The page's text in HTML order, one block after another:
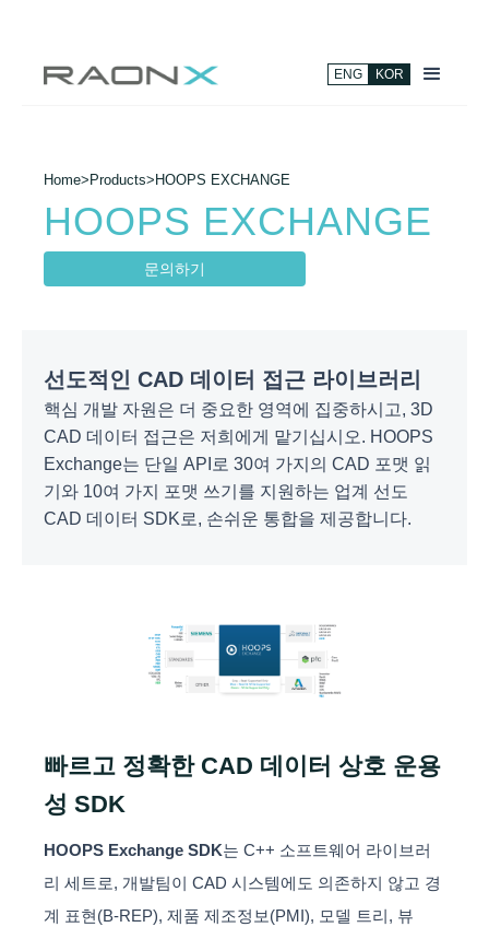
ENG KOR
Home> Products> HOOPS EXCHANGE
HOOPS EXCHANGE
문의하기
선도적인 CAD 데이터 접근 라이브러리
핵심 개발 자원은 더 중요한 영역에 집중하시고, 3D
CAD 데이터 접근은 저희에게 맡기십시오. HOOPS
Exchange는 단일 API로 30여 가지의 CAD 포맷 읽
기와 10여 가지 포맷 쓰기를 지원하는 업계 선도
CAD 데이터 SDK로, 손쉬운 통합을 제공합니다.
빠르고 정확한 CAD 데이터 상호 운용
성 SDK
HOOPS Exchange SDK는 C++ 소프트웨어 라이브러
리 세트로, 개발팀이 CAD 시스템에도 의존하지 않고 경
계 표현(B-REP), 제품 제조정보(PMI), 모델 트리, 뷰